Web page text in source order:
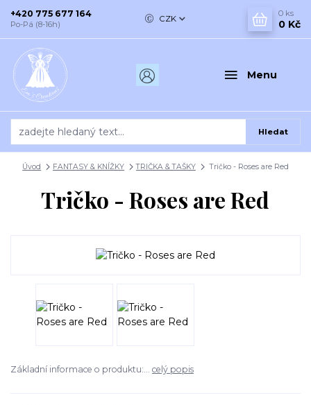
Menu
CZK
Hledat
+420 775 677 164
Po-Pá (8-16h)
0 ks
0 Kč
Úvod FANTASY & KNÍŽKY TRIČKA & TAŠKY Tričko - Roses are Red
Tričko - Roses are Red
Základní informace o produktu:... celý popis